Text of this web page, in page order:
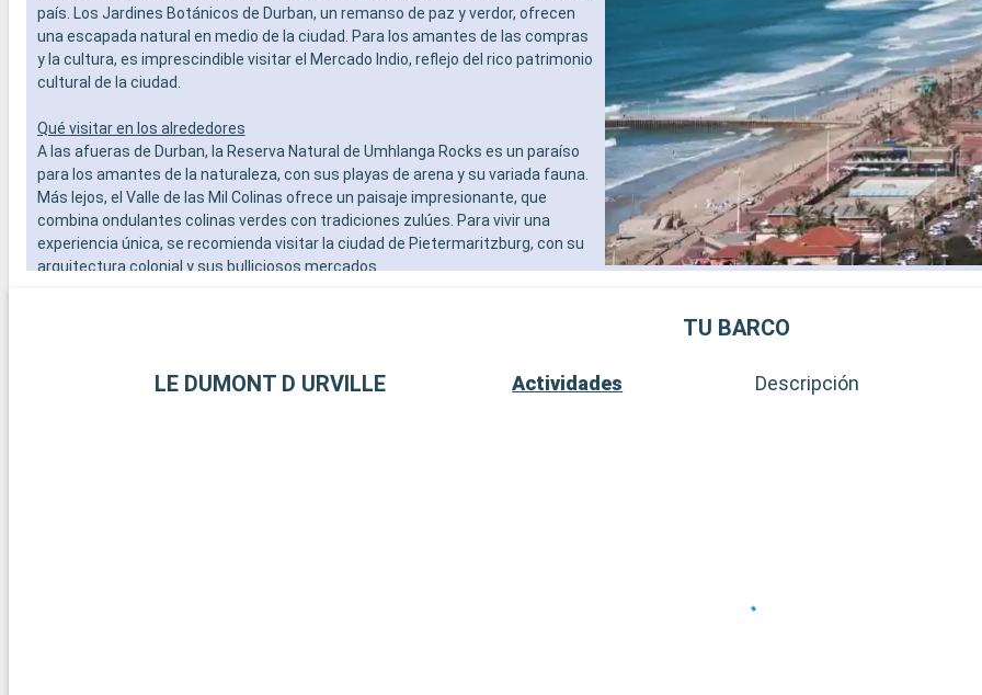
país. Los Jardines Botánicos de Durban, un remanso de paz y verdor, ofrecen
una escapada natural en medio de la ciudad. Para los amantes de las compras
y la cultura, es imprescindible visitar el Mercado Indio, reflejo del rico patrimonio
cultural de la ciudad.
Qué visitar en los alrededores
A las afueras de Durban, la Reserva Natural de Umhlanga Rocks es un paraíso
para los amantes de la naturaleza, con sus playas de arena y su variada fauna.
Más lejos, el Valle de las Mil Colinas ofrece un paisaje impresionante, que
combina ondulantes colinas verdes con tradiciones zulúes. Para vivir una
experiencia única, se recomienda visitar la ciudad de Pietermaritzburg, con su
arquitectura colonial y sus bulliciosos mercados.
TU BARCO
LE DUMONT D URVILLE Actividades Descripción